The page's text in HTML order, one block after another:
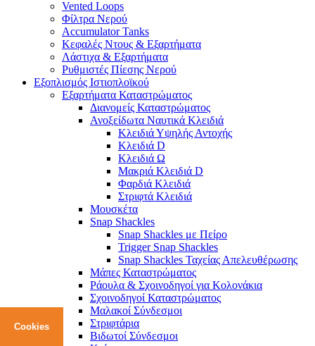
Vented Loops
Φίλτρα Νερού
Accumulator Tanks
Κεφαλές Ντους & Εξαρτήματα
Λάστιχα & Εξαρτήματα
Ρυθμιστές Πίεσης Νερού
Εξοπλισμός Ιστιοπλοϊκού
Εξαρτήματα Καταστρώματος
Διανομείς Καταστρώματος
Ανοξείδωτα Ναυτικά Κλειδιά
Κλειδιά Υψηλής Αντοχής
Κλειδιά D
Κλειδιά Ω
Μακριά Κλειδιά D
Φαρδιά Κλειδιά
Στριφτά Κλειδιά
Μουσκέτα
Snap Shackles
Snap Shackles με Πείρο
Trigger Snap Shackles
Snap Shackles Ταχείας Απελευθέρωσης
Μάπες Καταστρώματος
Ράουλα & Σχοινοδηγοί για Κολονάκια
Σχοινοδηγοί Καταστρώματος
Μαλακοί Σύνδεσμοι
Στριφτάρια
Βιδωτοί Σύνδεσμοι
Cookies